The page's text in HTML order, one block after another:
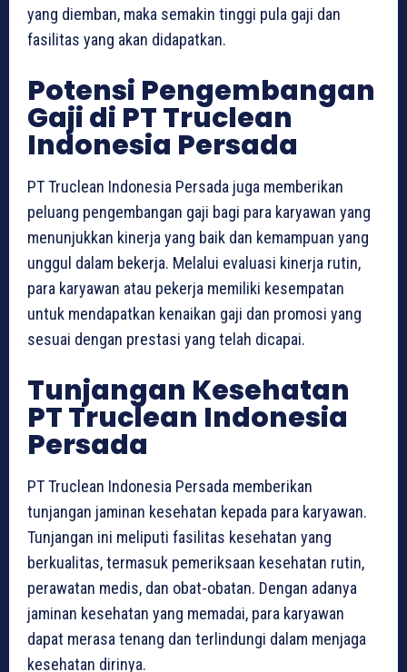
yang diemban, maka semakin tinggi pula gaji dan
fasilitas yang akan didapatkan.
Potensi Pengembangan
Gaji di PT Truclean
Indonesia Persada
PT Truclean Indonesia Persada juga memberikan
peluang pengembangan gaji bagi para karyawan yang
menunjukkan kinerja yang baik dan kemampuan yang
unggul dalam bekerja. Melalui evaluasi kinerja rutin,
para karyawan atau pekerja memiliki kesempatan
untuk mendapatkan kenaikan gaji dan promosi yang
sesuai dengan prestasi yang telah dicapai.
Tunjangan Kesehatan
PT Truclean Indonesia
Persada
PT Truclean Indonesia Persada memberikan
tunjangan jaminan kesehatan kepada para karyawan.
Tunjangan ini meliputi fasilitas kesehatan yang
berkualitas, termasuk pemeriksaan kesehatan rutin,
perawatan medis, dan obat-obatan. Dengan adanya
jaminan kesehatan yang memadai, para karyawan
dapat merasa tenang dan terlindungi dalam menjaga
kesehatan dirinya.